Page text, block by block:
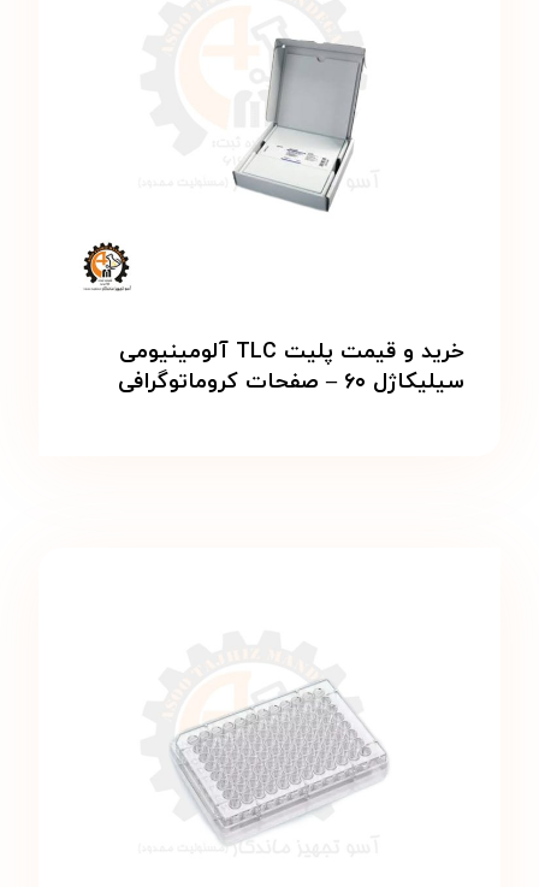
خرید و قیمت پلیت TLC آلومینیومی
سیلیکاژل ۶۰ – صفحات کروماتوگرافی